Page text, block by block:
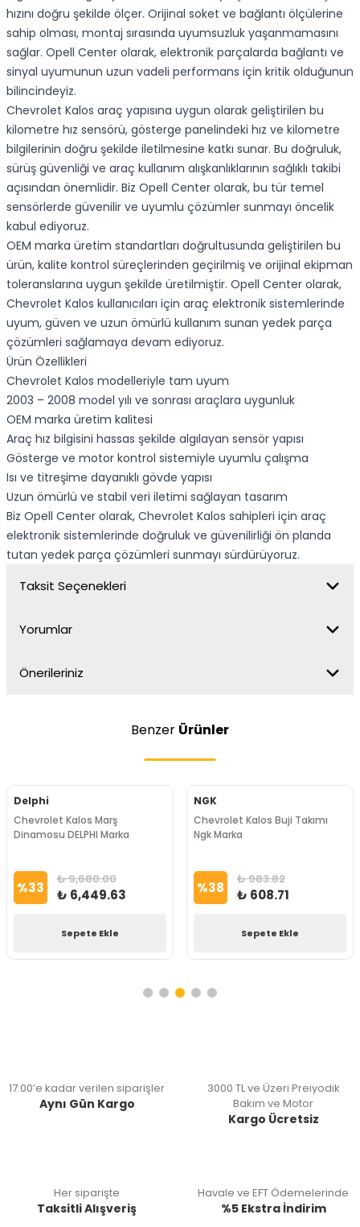
hızını doğru şekilde ölçer. Orijinal soket ve bağlantı ölçülerine
sahip olması, montaj sırasında uyumsuzluk yaşanmamasını
sağlar. Opell Center olarak, elektronik parçalarda bağlantı ve
sinyal uyumunun uzun vadeli performans için kritik olduğunun
bilincindeyiz.
Chevrolet Kalos araç yapısına uygun olarak geliştirilen bu
kilometre hız sensörü, gösterge panelindeki hız ve kilometre
bilgilerinin doğru şekilde iletilmesine katkı sunar. Bu doğruluk,
sürüş güvenliği ve araç kullanım alışkanlıklarının sağlıklı takibi
açısından önemlidir. Biz Opell Center olarak, bu tür temel
sensörlerde güvenilir ve uyumlu çözümler sunmayı öncelik
kabul ediyoruz.
OEM marka üretim standartları doğrultusunda geliştirilen bu
ürün, kalite kontrol süreçlerinden geçirilmiş ve orijinal ekipman
toleranslarına uygun şekilde üretilmiştir. Opell Center olarak,
Chevrolet Kalos kullanıcıları için araç elektronik sistemlerinde
uyum, güven ve uzun ömürlü kullanım sunan yedek parça
çözümleri sağlamaya devam ediyoruz.
Ürün Özellikleri
Chevrolet Kalos modelleriyle tam uyum
2003 – 2008 model yılı ve sonrası araçlara uygunluk
OEM marka üretim kalitesi
Araç hız bilgisini hassas şekilde algılayan sensör yapısı
Gösterge ve motor kontrol sistemiyle uyumlu çalışma
Isı ve titreşime dayanıklı gövde yapısı
Uzun ömürlü ve stabil veri iletimi sağlayan tasarım
Biz Opell Center olarak, Chevrolet Kalos sahipleri için araç
elektronik sistemlerinde doğruluk ve güvenilirliği ön planda
tutan yedek parça çözümleri sunmayı sürdürüyoruz.
Taksit Seçenekleri
Yorumlar
Önerileriniz
Benzer Ürünler
Delphi
Chevrolet Kalos Marş
Dinamosu DELPHI Marka
%33 ₺ 9,680.00
₺ 6,449.63
Sepete Ekle
NGK
Chevrolet Kalos Buji Takımı
Ngk Marka
%38 ₺ 983.82
₺ 608.71
Sepete Ekle
17:00’e kadar verilen siparişler
Aynı Gün Kargo
3000 TL ve Üzeri Preiyodik
Bakım ve Motor
Kargo Ücretsiz
Her siparişte
Taksitli Alışveriş
Havale ve EFT Ödemelerinde
%5 Ekstra İndirim